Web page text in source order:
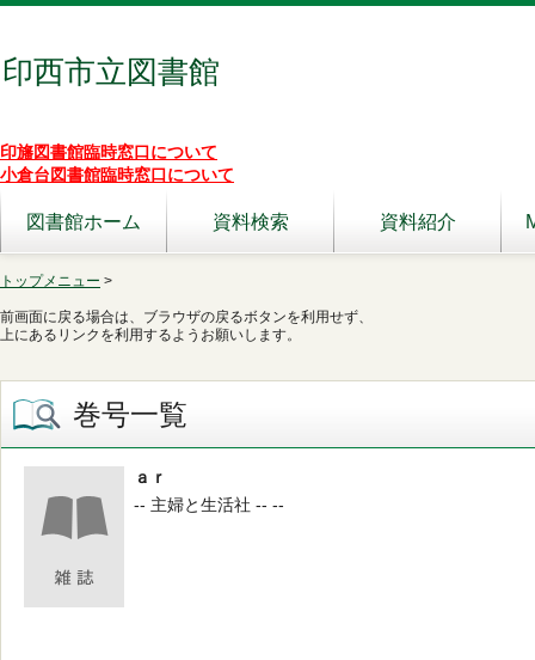
印西市立図書館
印旛図書館臨時窓口について
小倉台図書館臨時窓口について
図書館ホーム 資料検索 資料紹介
トップメニュー >
前画面に戻る場合は、ブラウザの戻るボタンを利用せず、
上にあるリンクを利用するようお願いします。
巻号一覧
ａｒ
-- 主婦と生活社 -- --